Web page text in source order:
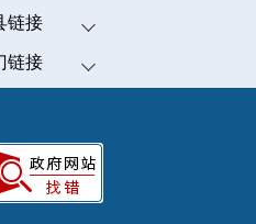
克自治州
地区
古自治州
自治州
木齐市
链接
区
发区(新市区)
区
巴克区
链接
技术局
息化局